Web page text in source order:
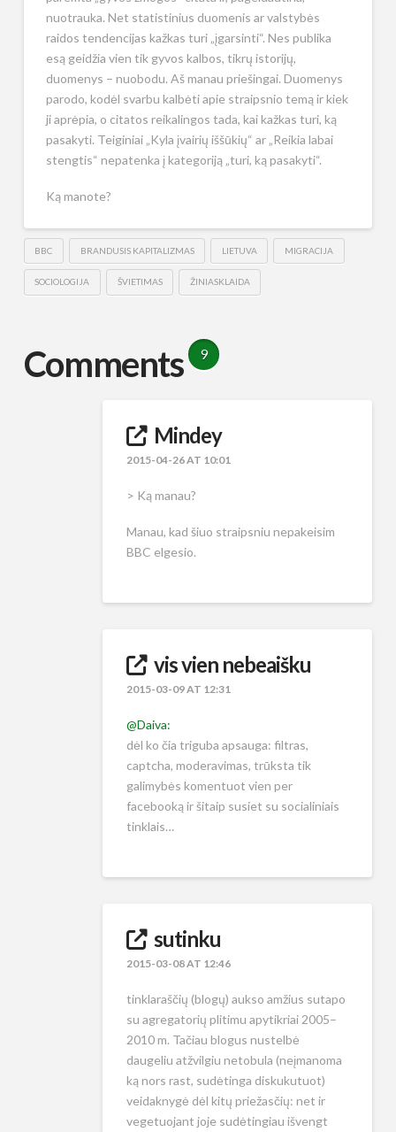
nuotrauka. Net statistinius duomenis ar valstybės
raidos tendencijas kažkas turi „įgarsinti“. Nes publika
esą geidžia vien tik gyvos kalbos, tikrų istorijų,
duomenys – nuobodu. Aš manau priešingai. Duomenys
parodo, kodėl svarbu kalbėti apie straipsnio temą ir kiek
ji aprėpia, o citatos reikalingos tada, kai kažkas turi, ką
pasakyti. Teiginiai „Kyla įvairių iššūkių“ ar „Reikia labai
stengtis“ nepatenka į kategoriją „turi, ką pasakyti“.
Ką manote?
BBC BRANDUSIS KAPITALIZMAS LIETUVA MIGRACIJA
SOCIOLOGIJA ŠVIETIMAS ŽINIASKLAIDA
Comments 9
Mindey
2015-04-26 AT 10:01
> Ką manau?
Manau, kad šiuo straipsniu nepakeisim
BBC elgesio.
vis vien nebeaišku
2015-03-09 AT 12:31
@Daiva:
dėl ko čia triguba apsauga: filtras,
captcha, moderavimas, trūksta tik
galimybės komentuot vien per
facebooką ir šitaip susiet su socialiniais
tinklais…
sutinku
2015-03-08 AT 12:46
tinklaraščių (blogų) aukso amžius sutapo
su agregatorių plitimu apytikriai 2005–
2010 m. Tačiau blogus nustelbė
daugeliu atžvilgiu netobula (neįmanoma
ką nors rast, sudėtinga diskukutuot)
veidaknygė dėl kitų priežasčių: net ir
vegetuojant joje sudėtingiau išvengt